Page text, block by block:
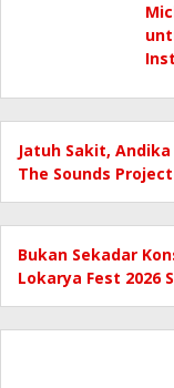
Jatuh Sakit,
The Sounds
Bukan Sekadar
Lokarya Fest 2026